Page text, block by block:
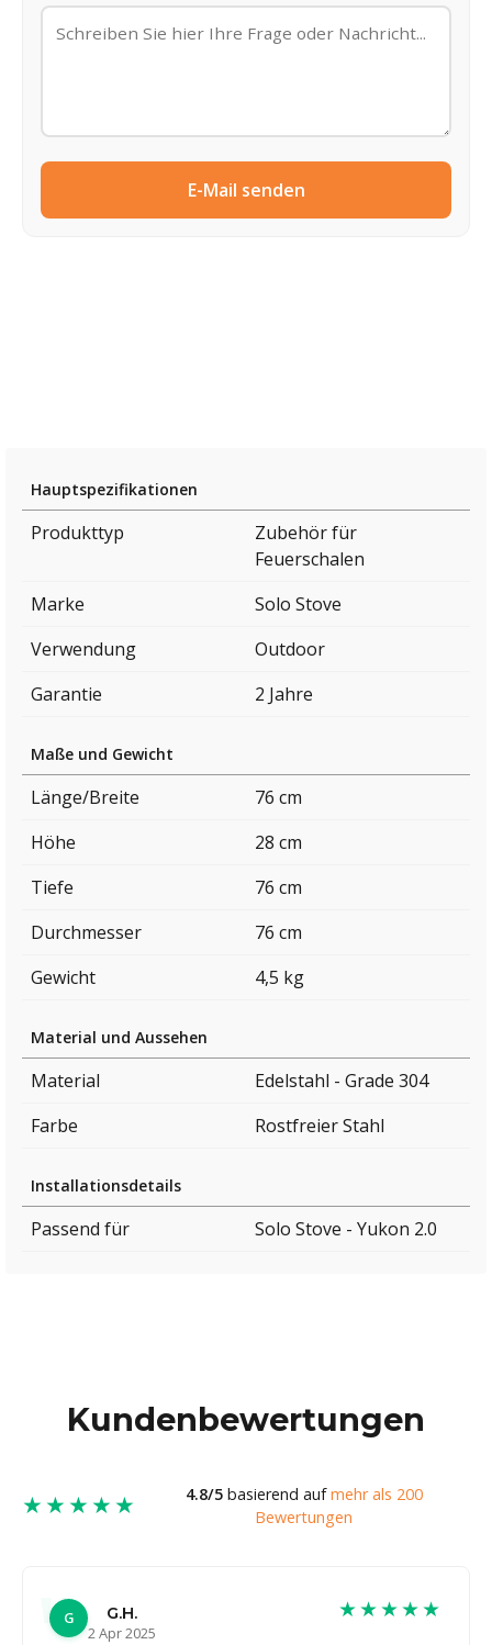
E-Mail senden
Hauptspezifikationen
Produkttyp
Zubehör für
Feuerschalen
Marke
Solo Stove
Verwendung
Outdoor
Garantie
2 Jahre
Maße und Gewicht
Länge/Breite
76 cm
Höhe
28 cm
Tiefe
76 cm
Durchmesser
76 cm
Gewicht
4,5 kg
Material und Aussehen
Material
Edelstahl - Grade 304
Farbe
Rostfreier Stahl
Installationsdetails
Passend für Solo Stove - Yukon 2.0
Kundenbewertungen
★★★★★ 4.8/5basierend aufmehr als 200
Bewertungen
G
G.H.
2 Apr 2025
★★★★★